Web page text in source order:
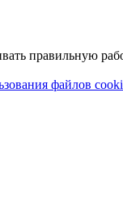
правильную
файлов